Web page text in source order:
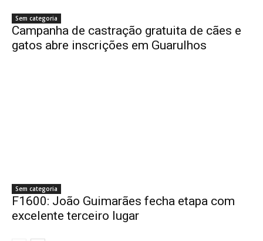
Sem categoria
Campanha de castração gratuita de cães e
gatos abre inscrições em Guarulhos
Sem categoria
F1600: João Guimarães fecha etapa com
excelente terceiro lugar